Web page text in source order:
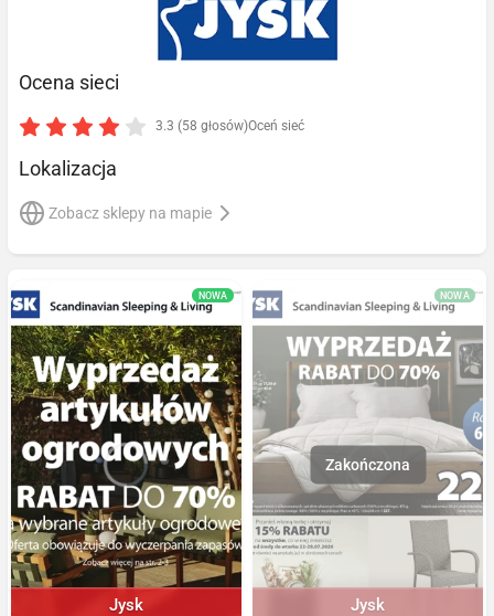
Ocena sieci
3.3 (58 głosów)Oceń sieć
Lokalizacja
Zobacz sklepy na mapie
NOWA
Jysk
NOWA
Jysk